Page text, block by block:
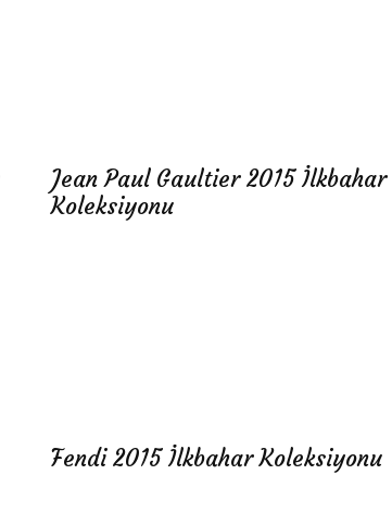
Jean Paul Gaultier 2015 İlkbahar
Koleksiyonu
Fendi 2015 İlkbahar Koleksiyonu